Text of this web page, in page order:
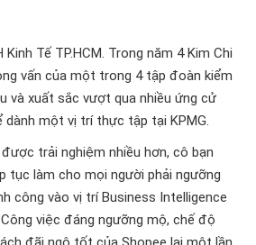
Tế TP.HCM. Trong năm 4 Kim Chi
vấn của một trong 4 tập đoàn kiểm
và xuất sắc vượt qua nhiều ứng cử
dành một vị trí thực tập tại KPMG.
trải nghiệm nhiều hơn, cô bạn
tục làm cho mọi người phải ngưỡng
công vào vị trí Business Intelligence
việc đáng ngưỡng mộ, chế độ